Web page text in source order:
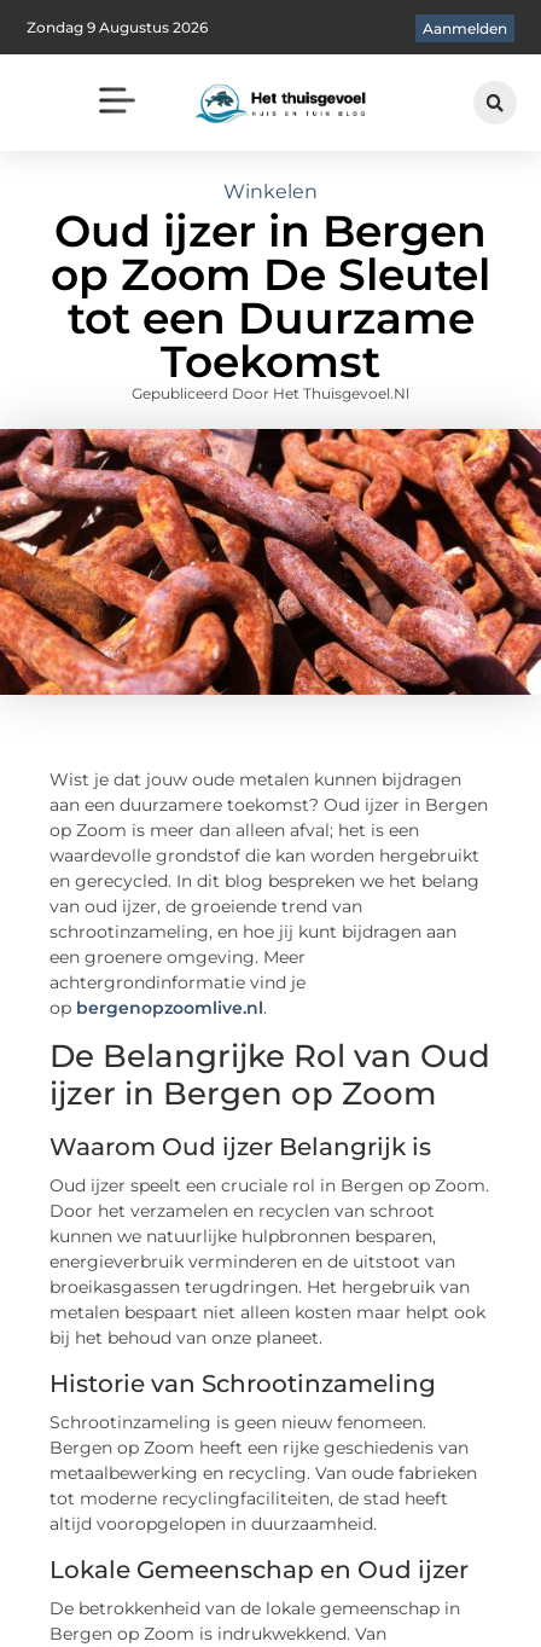
Zondag 9 Augustus 2026 Aanmelden
Winkelen
Oud ijzer in Bergen
op Zoom De Sleutel
tot een Duurzame
Toekomst
Gepubliceerd Door Het Thuisgevoel.nl
Wist je dat jouw oude metalen kunnen bijdragen
aan een duurzamere toekomst? Oud ijzer in Bergen
op Zoom is meer dan alleen afval; het is een
waardevolle grondstof die kan worden hergebruikt
en gerecycled. In dit blog bespreken we het belang
van oud ijzer, de groeiende trend van
schrootinzameling, en hoe jij kunt bijdragen aan
een groenere omgeving. Meer
achtergrondinformatie vind je
op bergenopzoomlive.nl.
De Belangrijke Rol van Oud
ijzer in Bergen op Zoom
Waarom Oud ijzer Belangrijk is
Oud ijzer speelt een cruciale rol in Bergen op Zoom.
Door het verzamelen en recyclen van schroot
kunnen we natuurlijke hulpbronnen besparen,
energieverbruik verminderen en de uitstoot van
broeikasgassen terugdringen. Het hergebruik van
metalen bespaart niet alleen kosten maar helpt ook
bij het behoud van onze planeet.
Historie van Schrootinzameling
Schrootinzameling is geen nieuw fenomeen.
Bergen op Zoom heeft een rijke geschiedenis van
metaalbewerking en recycling. Van oude fabrieken
tot moderne recyclingfaciliteiten, de stad heeft
altijd vooropgelopen in duurzaamheid.
Lokale Gemeenschap en Oud ijzer
De betrokkenheid van de lokale gemeenschap in
Bergen op Zoom is indrukwekkend. Van